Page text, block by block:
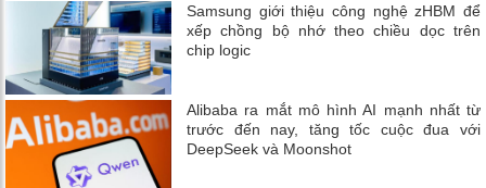
Samsung giới thiệu công nghệ zHBM để
xếp chồng bộ nhớ theo chiều dọc trên
chip logic
Alibaba ra mắt mô hình AI mạnh nhất từ
trước đến nay, tăng tốc cuộc đua với
DeepSeek và Moonshot